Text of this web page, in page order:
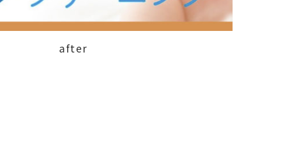
after